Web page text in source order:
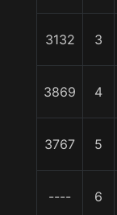
3132 3
3869 4
3767 5
---- 6